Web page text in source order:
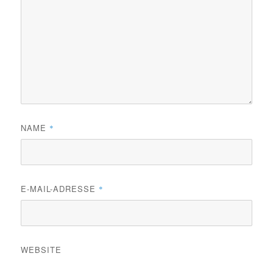
NAME *
E-MAIL-ADRESSE *
WEBSITE